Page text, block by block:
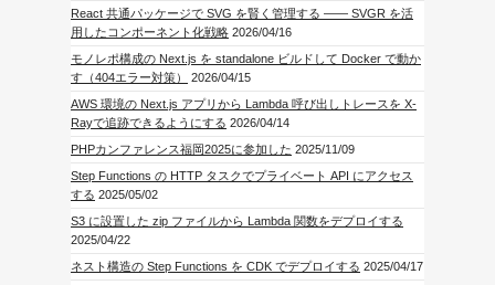
React 共通パッケージで SVG を賢く管理する —— SVGR を活
用したコンポーネント化戦略 2026/04/16
モノレポ構成の Next.js を standalone ビルドして Docker で動か
す（404エラー対策）
2026/04/15
AWS 環境の Next.js アプリから Lambda 呼び出しトレースを X-
Rayで追跡できるようにする 2026/04/14
PHPカンファレンス福岡2025に参加した 2025/11/09
Step Functions の HTTP タスクでプライベート API にアクセス
する 2025/05/02
S3 に設置した zip ファイルから Lambda 関数をデプロイする
2025/04/22
ネスト構造の Step Functions を CDK でデプロイする 2025/04/17